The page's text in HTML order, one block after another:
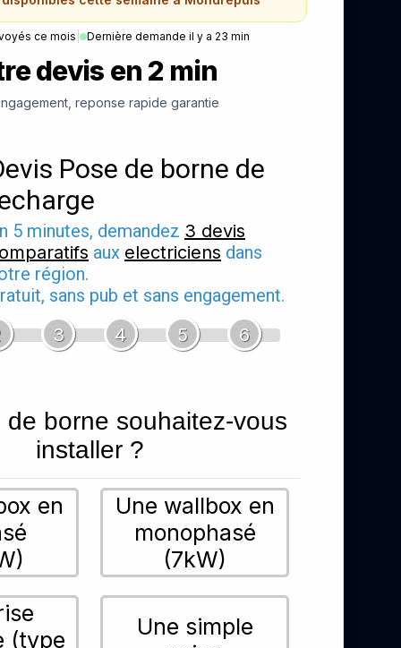
ce mois Dernière demande il y a 23 min
devis en 2 min
reponse rapide garantie
Pose de borne de
5 minutes, demandez 3 devis
aux electriciens dans
région.
sans pub et sans engagement.
3 4 5 6
de borne souhaitez-vous
installer ?
en
Une wallbox en
monophasé
(7kW)
(type
Une simple